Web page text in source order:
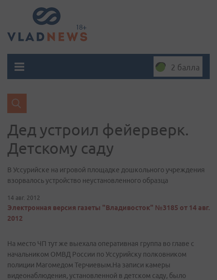
2 балла
Дед устроил фейерверк.
Детскому саду
В Уссурийске на игровой площадке дошкольного учреждения
взорвалось устройство неустановленного образца
14 авг. 2012
Электронная версия газеты "Владивосток" №3185 от 14 авг.
2012
На место ЧП тут же выехала оперативная группа во главе с
начальником ОМВД России по Уссурийску полковником
полиции Магомедом Терчиевым.На записи камеры
видеонаблюдения, установленной в детском саду, было